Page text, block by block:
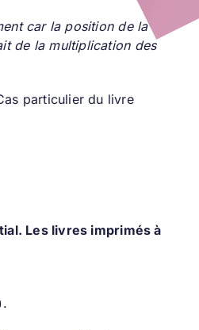
car la position de la
de la multiplication des
particulier du livre
Les livres imprimés à